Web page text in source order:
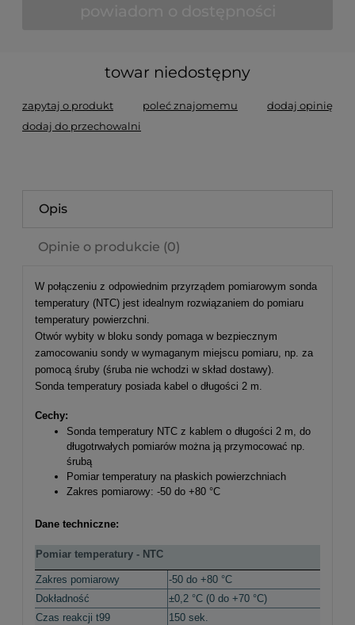
towar niedostępny
zapytaj o produkt poleć znajomemu
dodaj opinię
dodaj do przechowalni
Opis
Opinie o produkcie (0)
W połączeniu z odpowiednim przyrządem pomiarowym sonda
temperatury (NTC) jest idealnym rozwiązaniem do pomiaru
temperatury powierzchni.
Otwór wybity w bloku sondy pomaga w bezpiecznym
zamocowaniu sondy w wymaganym miejscu pomiaru, np. za
pomocą śruby (śruba nie wchodzi w skład dostawy).
Sonda temperatury posiada kabel o długości 2 m.
Cechy:
Sonda temperatury NTC z kablem o długości 2 m, do
długotrwałych pomiarów można ją przymocować np.
śrubą
Pomiar temperatury na płaskich powierzchniach
Zakres pomiarowy: -50 do +80 °C
Dane techniczne:
Pomiar temperatury - NTC
Zakres pomiarowy
-50 do +80 °C
Dokładność
±0,2 °C (0 do +70 °C)
Czas reakcji t99
150 sek.